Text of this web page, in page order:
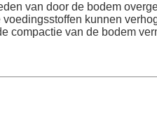
van door de bodem
kunnen
van de bodem